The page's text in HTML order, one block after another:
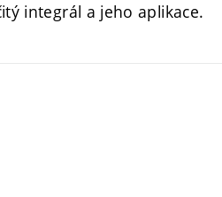
integrál a jeho aplikace.